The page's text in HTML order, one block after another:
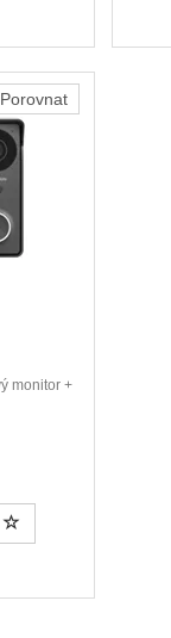
Porovnat
monitor +